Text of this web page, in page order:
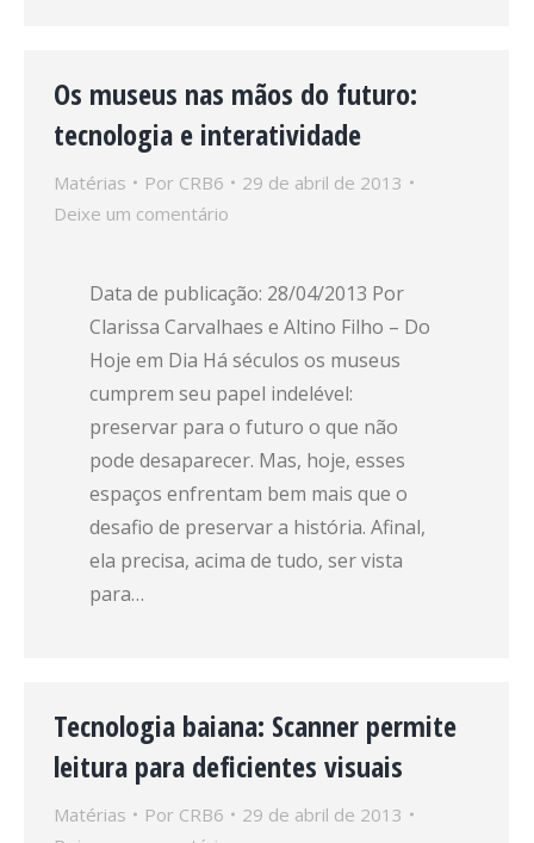
Os museus nas mãos do futuro:
tecnologia e interatividade
Matérias Por CRB6
29 de abril de 2013
Deixe um comentário
Data de publicação: 28/04/2013 Por
Clarissa Carvalhaes e Altino Filho – Do
Hoje em Dia Há séculos os museus
cumprem seu papel indelével:
preservar para o futuro o que não
pode desaparecer. Mas, hoje, esses
espaços enfrentam bem mais que o
desafio de preservar a história. Afinal,
ela precisa, acima de tudo, ser vista
para…
Tecnologia baiana: Scanner permite
leitura para deficientes visuais
Matérias Por CRB6
29 de abril de 2013